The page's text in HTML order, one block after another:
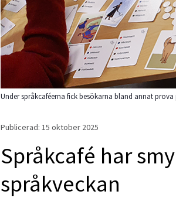
Under språkcaféerna fick besökarna bland annat
Publicerad: 15 oktober 2025
Språkcafé har
språkveckan